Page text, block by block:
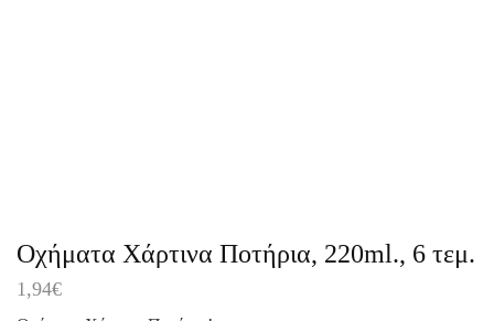
Οχήματα Χάρτινα Ποτήρια, 220ml., 6 τεμ.
1,94€